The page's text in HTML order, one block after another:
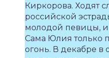
Киркорова. Ходят
российской
молодой певицы, и
Сама Юлия только
огонь. В декабре